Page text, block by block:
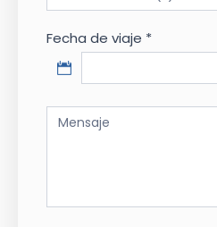
Fecha de viaje *